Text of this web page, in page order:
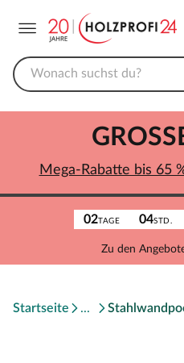
02TAGE 04STD.
Zu den
Mega-Rabatte bis 65
Startseite